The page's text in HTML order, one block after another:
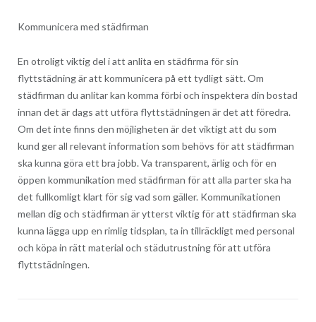
Kommunicera med städfirman
En otroligt viktig del i att anlita en städfirma för sin
flyttstädning är att kommunicera på ett tydligt sätt. Om
städfirman du anlitar kan komma förbi och inspektera din bostad
innan det är dags att utföra flyttstädningen är det att föredra.
Om det inte finns den möjligheten är det viktigt att du som
kund ger all relevant information som behövs för att städfirman
ska kunna göra ett bra jobb. Va transparent, ärlig och för en
öppen kommunikation med städfirman för att alla parter ska ha
det fullkomligt klart för sig vad som gäller. Kommunikationen
mellan dig och städfirman är ytterst viktig för att städfirman ska
kunna lägga upp en rimlig tidsplan, ta in tillräckligt med personal
och köpa in rätt material och städutrustning för att utföra
flyttstädningen.